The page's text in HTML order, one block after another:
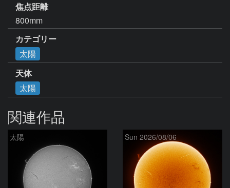
焦点距離
800mm
カテゴリー
太陽
天体
太陽
関連作品
太陽 Sun 2026/08/06